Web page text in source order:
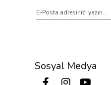
Sosyal Medya